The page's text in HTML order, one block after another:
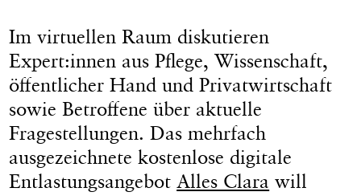
Im virtuellen Raum diskutieren
Expert:innen aus Pflege, Wissenschaft,
öffentlicher Hand und Privatwirtschaft
sowie Betroffene über aktuelle
Fragestellungen. Das mehrfach
ausgezeichnete kostenlose digitale
Entlastungsangebot Alles Clara will